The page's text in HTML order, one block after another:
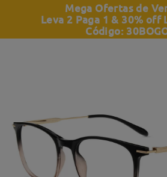
Mega Ofertas de
Leva 2 Paga 1 & 30%
Código: